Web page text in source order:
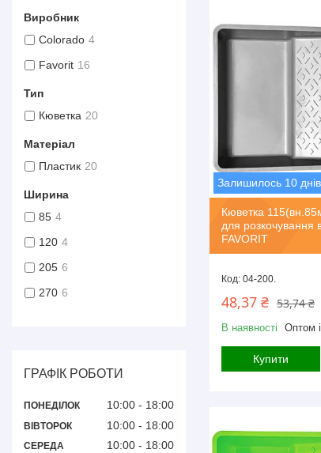
Залишилось 10 днів
Кюветка
для розкочування
FAVORIT
04-200.
53,74 ₴
48,37 ₴
В наявності Оптом
Купити
Виробник
Colorado 4
Favorit 16
Тип
Кюветка 20
Матеріал
Пластик 20
Ширина
85 4
120 4
205 6
270 6
ГРАФІК РОБОТИ
ПОНЕДІЛОК 10:00 18:00
ВІВТОРОК 10:00 18:00
СЕРЕДА 10:00 18:00